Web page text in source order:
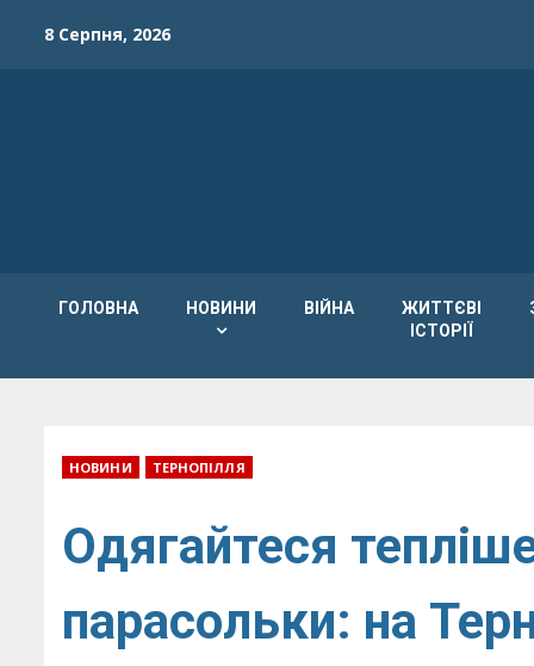
8 Серпня, 2026
ГОЛОВНА НОВИНИ ВІЙНА
ЖИТТЄВІ
ІСТОРІЇ
НОВИНИ ТЕРНОПІЛЛЯ
Одягайтеся
парасольки: на